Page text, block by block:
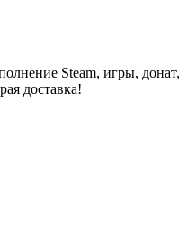
Steam, игры, донат,
доставка!